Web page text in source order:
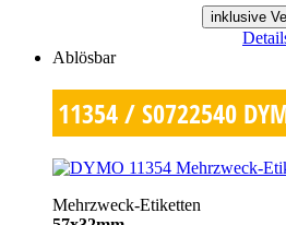
inklusive
Ablösbar
11354 / S0722540
Mehrzweck-Etiketten